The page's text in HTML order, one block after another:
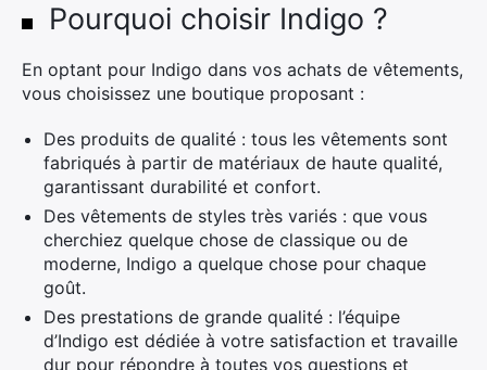
Pourquoi choisir Indigo ?
En optant pour Indigo dans vos achats de vêtements,
vous choisissez une boutique proposant :
Des produits de qualité : tous les vêtements sont
fabriqués à partir de matériaux de haute qualité,
garantissant durabilité et confort.
Des vêtements de styles très variés : que vous
cherchiez quelque chose de classique ou de
moderne, Indigo a quelque chose pour chaque
goût.
Des prestations de grande qualité : l’équipe
d’Indigo est dédiée à votre satisfaction et travaille
dur pour répondre à toutes vos questions et